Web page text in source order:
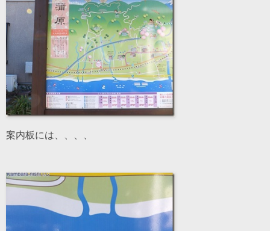
案内板には、、、、